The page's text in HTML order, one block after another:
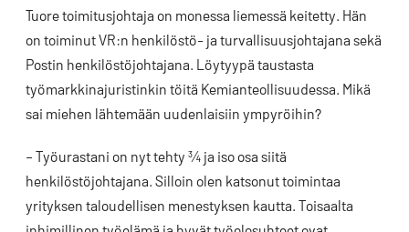
Tuore toimitusjohtaja on monessa liemessä keitetty. Hän
on toiminut VR:n henkilöstö- ja turvallisuusjohtajana sekä
Postin henkilöstöjohtajana. Löytyypä taustasta
työmarkkinajuristinkin töitä Kemianteollisuudessa. Mikä
sai miehen lähtemään uudenlaisiin ympyröihin?
– Työurastani on nyt tehty ¾ ja iso osa siitä
henkilöstöjohtajana. Silloin olen katsonut toimintaa
yrityksen taloudellisen menestyksen kautta. Toisaalta